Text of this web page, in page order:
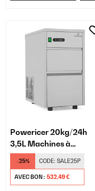
Powericer 20kg/24h
3,5L Machines à
Glaçons Professionnelle
Argent
-25% CODE: SALE25P
AVEC BON : 532,49 €